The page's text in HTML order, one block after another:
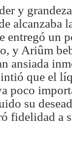
y
alcanzaba
entregó un
y Ariûm
ansiada
que el
poco
su
fidelidad a